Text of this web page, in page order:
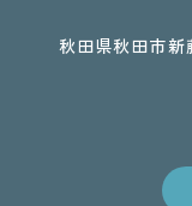
秋田県秋田市